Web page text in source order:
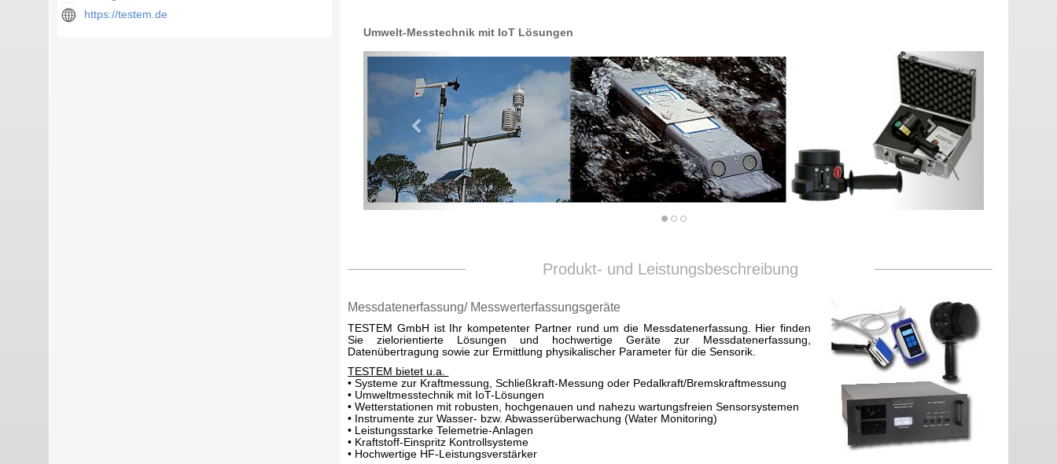
https://testem.de
Umwelt-Messtechnik mit IoT Lösungen
Produkt- und Leistungsbeschreibung
Messdatenerfassung/ Messwerterfassungsgeräte
TESTEM GmbH ist Ihr kompetenter Partner rund um die Messdatenerfassung. Hier finden
Sie zielorientierte Lösungen und hochwertige Geräte zur Messdatenerfassung,
Datenübertragung sowie zur Ermittlung physikalischer Parameter für die Sensorik.
TESTEM bietet u.a.
• Systeme zur Kraftmessung, Schließkraft-Messung oder Pedalkraft/Bremskraftmessung
• Umweltmesstechnik mit IoT-Lösungen
• Wetterstationen mit robusten, hochgenauen und nahezu wartungsfreien Sensorsystemen
• Instrumente zur Wasser- bzw. Abwasserüberwachung (Water Monitoring)
• Leistungsstarke Telemetrie-Anlagen
• Kraftstoff-Einspritz Kontrollsysteme
• Hochwertige HF-Leistungsverstärker